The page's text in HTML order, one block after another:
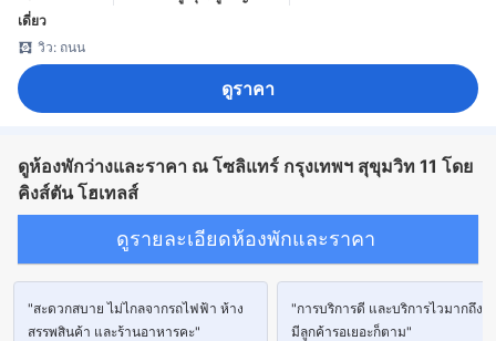
เดี่ยว
วิว: ถนน
ดูราคา
ดูห้องพักว่างและราคา ณ โซลิแทร์ กรุงเทพฯ สุขุมวิท 11 โดย
คิงส์ตัน โฮเทลส์
ดูรายละเอียดห้องพักและราคา
"สะดวกสบาย ไม่ไกลจากรถไฟฟ้า ห้าง
สรรพสินค้า และร้านอาหารคะ"
"การบริการดี และบริการไวมากถึงแ
มีลูกค้ารอเยอะก็ตาม"